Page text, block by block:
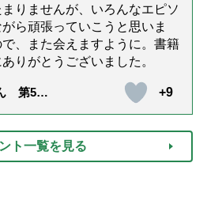
りませんが、いろんなエピソ
ら頑張っていこうと思いま
、また会えますように。書籍
りがとうございました。
第500
+9
ト一覧を見る